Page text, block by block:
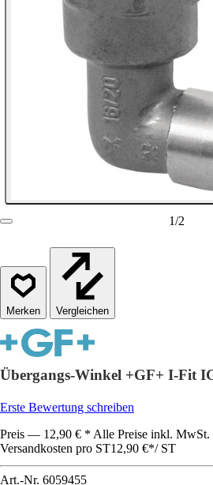
1/2
Vergleichen
Übergangs-Winkel +GF+ I-Fit
Erste Bewertung schreiben
Preis — 12,90 € * Alle Preise inkl. MwSt.
Versandkosten pro ST12,90 €*/ ST
Art.-Nr. 6059455